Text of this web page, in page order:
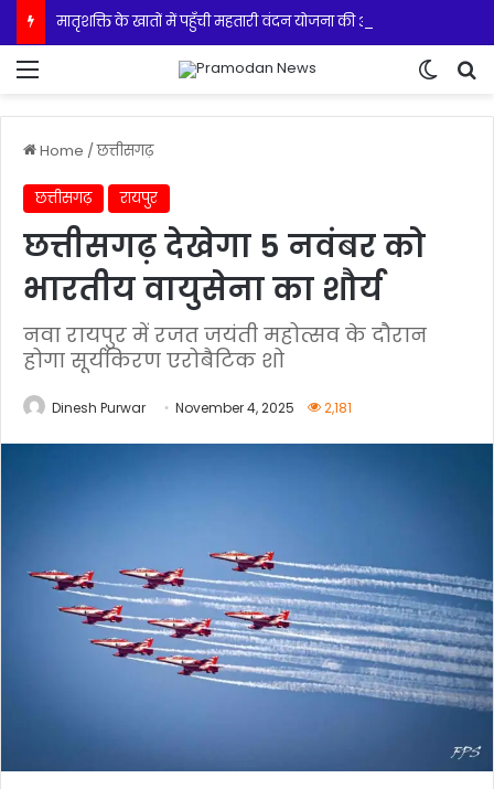
मातृशक्ति के खातों में पहुँची महतारी वंदन योजना की 30वीं किस्त
Home /छत्तीसगढ़
छत्तीसगढ़ रायपुर
छत्तीसगढ़ देखेगा 5 नवंबर को
भारतीय वायुसेना का शौर्य
नवा रायपुर में रजत जयंती महोत्सव के दौरान
होगा सूर्यकिरण एरोबैटिक शो
Dinesh Purwar November 4, 2025 2,181